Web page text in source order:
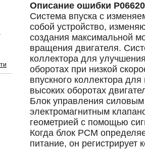
Описание ошибки
Система впуска с
собой устройство,
создания максимальной
вращения двигателя.
коллектора для
оборотах при низкой
впускного коллектора
высоких оборотах
Блок управления силовым
электромагнитным
геометрией с помощью
Когда блок PCM
питание, он регистрирует